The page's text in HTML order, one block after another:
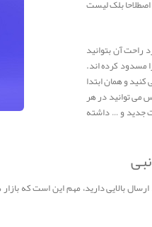
بلک لیست
راحت آن بتوانید
مسدود کرده اند.
و همان ابتدا
می توانید در هر
جدید و … داشته
بالایی دارید، مهم این است که